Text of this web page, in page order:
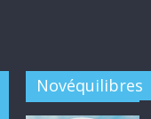
Novéquilibres